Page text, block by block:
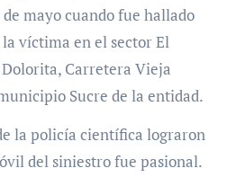
mayo cuando fue hallado
víctima en el sector El
Carretera Vieja
Sucre de la entidad.
la policía científica lograron
del siniestro fue pasional.